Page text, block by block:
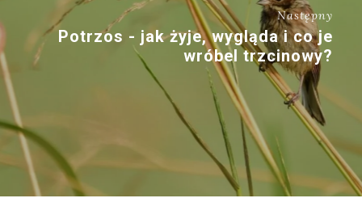
Następny
Potrzos - jak żyje, wygląda i co je
wróbel trzcinowy?